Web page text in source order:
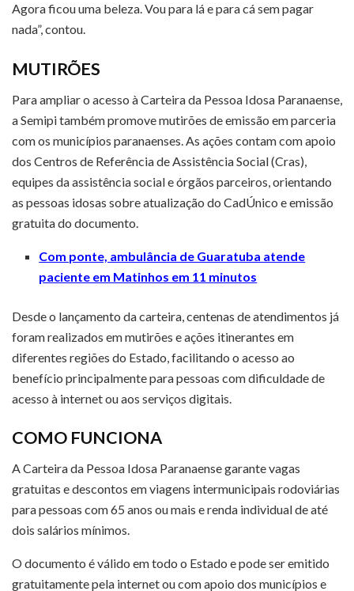
Agora ficou uma beleza. Vou para lá e para cá sem pagar
nada”, contou.
MUTIRÕES
Para ampliar o acesso à Carteira da Pessoa Idosa Paranaense,
a Semipi também promove mutirões de emissão em parceria
com os municípios paranaenses. As ações contam com apoio
dos Centros de Referência de Assistência Social (Cras),
equipes da assistência social e órgãos parceiros, orientando
as pessoas idosas sobre atualização do CadÚnico e emissão
gratuita do documento.
Com ponte, ambulância de Guaratuba atende
paciente em Matinhos em 11 minutos
Desde o lançamento da carteira, centenas de atendimentos já
foram realizados em mutirões e ações itinerantes em
diferentes regiões do Estado, facilitando o acesso ao
benefício principalmente para pessoas com dificuldade de
acesso à internet ou aos serviços digitais.
COMO FUNCIONA
A Carteira da Pessoa Idosa Paranaense garante vagas
gratuitas e descontos em viagens intermunicipais rodoviárias
para pessoas com 65 anos ou mais e renda individual de até
dois salários mínimos.
O documento é válido em todo o Estado e pode ser emitido
gratuitamente pela internet ou com apoio dos municípios e